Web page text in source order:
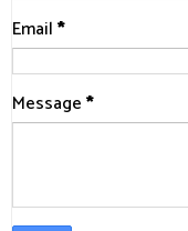
Email*
Message*